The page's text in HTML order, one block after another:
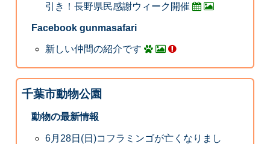
引き！長野県民感謝ウィーク開催
Facebook gunmasafari
新しい仲間の紹介です
千葉市動物公園
動物の最新情報
6月28日(日)コフラミンゴが亡くなりまし